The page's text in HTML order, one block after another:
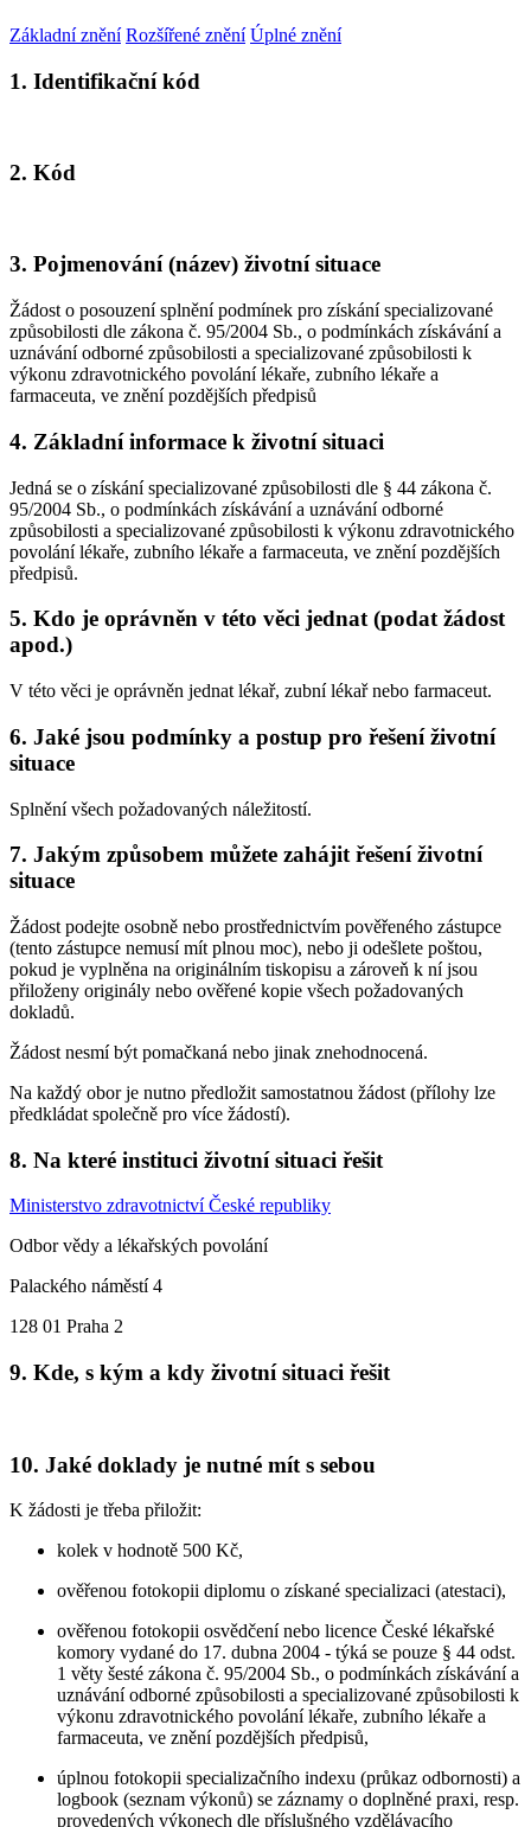
Základní znění Rozšířené znění Úplné znění
1. Identifikační kód
2. Kód
3. Pojmenování (název) životní situace
Žádost o posouzení splnění podmínek pro získání specializované
způsobilosti dle zákona č. 95/2004 Sb., o podmínkách získávání a
uznávání odborné způsobilosti a specializované způsobilosti k
výkonu zdravotnického povolání lékaře, zubního lékaře a
farmaceuta, ve znění pozdějších předpisů
4. Základní informace k životní situaci
Jedná se o získání specializované způsobilosti dle § 44 zákona č.
95/2004 Sb., o podmínkách získávání a uznávání odborné
způsobilosti a specializované způsobilosti k výkonu zdravotnického
povolání lékaře, zubního lékaře a farmaceuta, ve znění pozdějších
předpisů.
5. Kdo je oprávněn v této věci jednat (podat žádost
apod.)
V této věci je oprávněn jednat lékař, zubní lékař nebo farmaceut.
6. Jaké jsou podmínky a postup pro řešení životní
situace
Splnění všech požadovaných náležitostí.
7. Jakým způsobem můžete zahájit řešení životní
situace
Žádost podejte osobně nebo prostřednictvím pověřeného zástupce
(tento zástupce nemusí mít plnou moc), nebo ji odešlete poštou,
pokud je vyplněna na originálním tiskopisu a zároveň k ní jsou
přiloženy originály nebo ověřené kopie všech požadovaných
dokladů.
Žádost nesmí být pomačkaná nebo jinak znehodnocená.
Na každý obor je nutno předložit samostatnou žádost (přílohy lze
předkládat společně pro více žádostí).
8. Na které instituci životní situaci řešit
Ministerstvo zdravotnictví České republiky
Odbor vědy a lékařských povolání
Palackého náměstí 4
128 01 Praha 2
9. Kde, s kým a kdy životní situaci řešit
10. Jaké doklady je nutné mít s sebou
K žádosti je třeba přiložit:
kolek v hodnotě 500 Kč,
ověřenou fotokopii diplomu o získané specializaci (atestaci),
ověřenou fotokopii osvědčení nebo licence České lékařské
komory vydané do 17. dubna 2004 - týká se pouze § 44 odst.
1 věty šesté zákona č. 95/2004 Sb., o podmínkách získávání a
uznávání odborné způsobilosti a specializované způsobilosti k
výkonu zdravotnického povolání lékaře, zubního lékaře a
farmaceuta, ve znění pozdějších předpisů,
úplnou fotokopii specializačního indexu (průkaz odbornosti) a
logbook (seznam výkonů) se záznamy o doplněné praxi, resp.
provedených výkonech dle příslušného vzdělávacího